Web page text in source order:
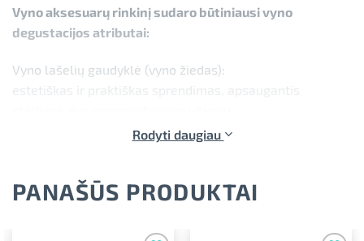
Vyno aksesuarų rinkinį sudaro būtiniausi vyno
degustacijos atributai:
Vyno lašelių gaudyklė (vyno žiedas):
estetiškas ir praktiškas sprendimas, apsaugantis
Daugkartinis kamštis:
Rodyti daugiau
PANAŠŪS PRODUKTAI